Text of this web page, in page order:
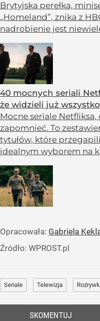
Brytyjska perełka,
„Homeland”, znika z
nadrobienie jest
40 mocnych seriali
że widzieli już
Mocne seriale
zapomnieć. To
tytułów, które
idealnym wyborem na
Opracowała: Gabriela
Źródło: WPROST.pl
Seriale Telewizja
SKOMENTUJ